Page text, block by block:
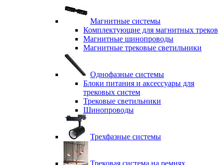
Магнитные системы
Комплектующие для магнитных треков
Магнитные шинопроводы
Магнитные трековые светильники
Однофазные системы
Блоки питания и аксессуары для
трековых систем
Трековые светильники
Шинопроводы
Трехфазные системы
Трековая система на ремнях